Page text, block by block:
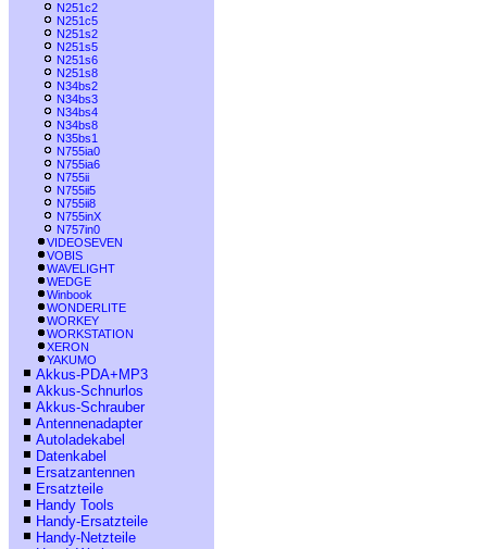
N251c2
N251c5
N251s2
N251s5
N251s6
N251s8
N34bs2
N34bs3
N34bs4
N34bs8
N35bs1
N755ia0
N755ia6
N755ii
N755ii5
N755ii8
N755inX
N757in0
VIDEOSEVEN
VOBIS
WAVELIGHT
WEDGE
Winbook
WONDERLITE
WORKEY
WORKSTATION
XERON
YAKUMO
Akkus-PDA+MP3
Akkus-Schnurlos
Akkus-Schrauber
Antennenadapter
Autoladekabel
Datenkabel
Ersatzantennen
Ersatzteile
Handy Tools
Handy-Ersatzteile
Handy-Netzteile